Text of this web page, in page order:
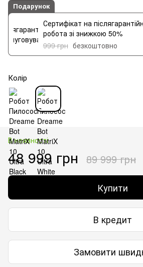
Подарунок
Сертифікат на
робота зі знижкою 50%
999 грн безкоштовно
Колір
В наявності
48 999 грн 89 999 грн
Купити
В кредит
Замовити